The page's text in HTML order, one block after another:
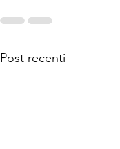
Post recenti